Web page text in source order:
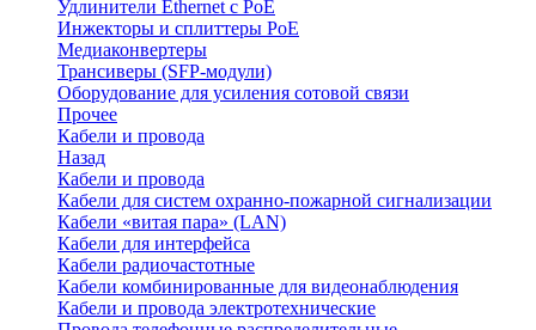
Удлинители Ethernet с PoE
Инжекторы и сплиттеры PoE
Медиаконвертеры
Трансиверы (SFP-модули)
Оборудование для усиления сотовой связи
Прочее
Кабели и провода
Назад
Кабели и провода
Кабели для систем охранно-пожарной сигнализации
Кабели «витая пара» (LAN)
Кабели для интерфейса
Кабели радиочастотные
Кабели комбинированные для видеонаблюдения
Кабели и провода электротехнические